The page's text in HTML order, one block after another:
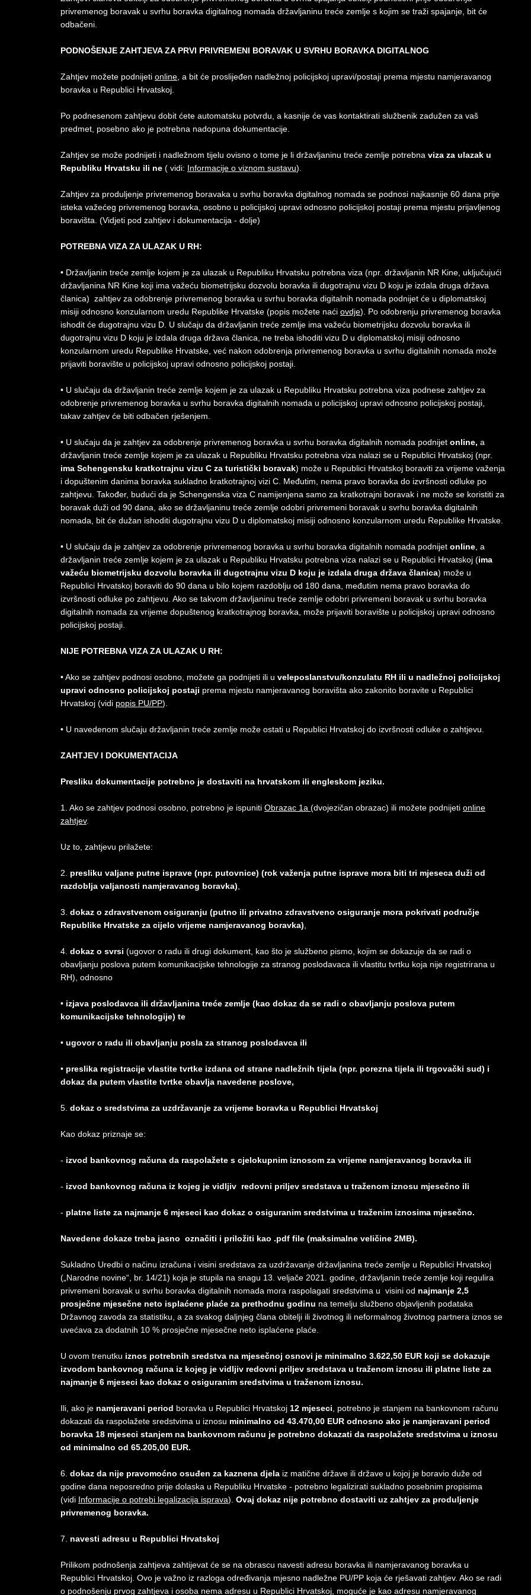
privremenog boravak u svrhu boravka digitalnog nomada državljaninu treće zemlje s kojim se traži spajanje, bit će
odbačeni.
PODNOŠENJE ZAHTJEVA ZA PRVI PRIVREMENI BORAVAK U SVRHU BORAVKA DIGITALNOG
Zahtjev možete podnijeti online , a bit će proslijeđen nadležnoj policijskoj upravi/postaji prema mjestu namjeravanog
boravka u Republici Hrvatskoj.
Po podnesenom zahtjevu dobit ćete automatsku potvrdu, a kasnije će vas kontaktirati službenik zadužen za vaš
predmet, posebno ako je potrebna nadopuna dokumentacije.
Zahtjev se može podnijeti i nadležnom tijelu ovisno o tome je li državljaninu treće zemlje potrebna viza za ulazak u
Republiku Hrvatsku ili ne ( vidi: Informacije o viznom sustavu).
Zahtjev za produljenje privremenog boravaka u svrhu boravka digitalnog nomada se podnosi najkasnije 60 dana prije
isteka važećeg privremenog boravka, osobno u policijskoj upravi odnosno policijskoj postaji prema mjestu prijavljenog
boravišta. (Vidjeti pod zahtjev i dokumentacija - dolje)
POTREBNA VIZA ZA ULAZAK U RH:
• Državljanin treće zemlje kojem je za ulazak u Republiku Hrvatsku potrebna viza (npr. državljanin NR Kine, uključujući
državljanina NR Kine koji ima važeću biometrijsku dozvolu boravka ili dugotrajnu vizu D koju je izdala druga država
članica) zahtjev za odobrenje privremenog boravka u svrhu boravka digitalnih nomada podnijet će u diplomatskoj
misiji odnosno konzularnom uredu Republike Hrvatske (popis možete naći ovdje). Po odobrenju privremenog boravka
ishodit će dugotrajnu vizu D. U slučaju da državljanin treće zemlje ima važeću biometrijsku dozvolu boravka ili
dugotrajnu vizu D koju je izdala druga država članica, ne treba ishoditi vizu D u diplomatskoj misiji odnosno
konzularnom uredu Republike Hrvatske, već nakon odobrenja privremenog boravka u svrhu digitalnih nomada može
prijaviti boravište u policijskoj upravi odnosno policijskoj postaji.
• U slučaju da državljanin treće zemlje kojem je za ulazak u Republiku Hrvatsku potrebna viza podnese zahtjev za
odobrenje privremenog boravka u svrhu boravka digitalnih nomada u policijskoj upravi odnosno policijskoj postaji,
takav zahtjev će biti odbačen rješenjem.
• U slučaju da je zahtjev za odobrenje privremenog boravka u svrhu boravka digitalnih nomada podnijet online, a
državljanin treće zemlje kojem je za ulazak u Republiku Hrvatsku potrebna viza nalazi se u Republici Hrvatskoj (npr.
ima Schengensku kratkotrajnu vizu C za turistički boravak) može u Republici Hrvatskoj boraviti za vrijeme važenja
i dopuštenim danima boravka sukladno kratkotrajnoj vizi C. Međutim, nema pravo boravka do izvršnosti odluke po
zahtjevu. Također, budući da je Schengenska viza C namijenjena samo za kratkotrajni boravak i ne može se koristiti za
boravak duži od 90 dana, ako se državljaninu treće zemlje odobri privremeni boravak u svrhu boravka digitalnih
nomada, bit će dužan ishoditi dugotrajnu vizu D u diplomatskoj misiji odnosno konzularnom uredu Republike Hrvatske.
• U slučaju da je zahtjev za odobrenje privremenog boravka u svrhu boravka digitalnih nomada podnijet online , a
državljanin treće zemlje kojem je za ulazak u Republiku Hrvatsku potrebna viza nalazi se u Republici Hrvatskoj (ima
važeću biometrijsku dozvolu boravka ili dugotrajnu vizu D koju je izdala druga država članica) može u
Republici Hrvatskoj boraviti do 90 dana u bilo kojem razdoblju od 180 dana, međutim nema pravo boravka do
izvršnosti odluke po zahtjevu. Ako se takvom državljaninu treće zemlje odobri privremeni boravak u svrhu boravka
digitalnih nomada za vrijeme dopuštenog kratkotrajnog boravka, može prijaviti boravište u policijskoj upravi odnosno
policijskoj postaji.
NIJE POTREBNA VIZA ZA ULAZAK U RH:
• Ako se zahtjev podnosi osobno, možete ga podnijeti ili u veleposlanstvu/konzulatu RH ili u nadležnoj policijskoj
upravi odnosno policijskoj postaji prema mjestu namjeravanog boravišta ako zakonito boravite u Republici
Hrvatskoj (vidi popis PU/PP).
• U navedenom slučaju državljanin treće zemlje može ostati u Republici Hrvatskoj do izvršnosti odluke o zahtjevu.
ZAHTJEV I DOKUMENTACIJA
Presliku dokumentacije potrebno je dostaviti na hrvatskom ili engleskom jeziku.
1. Ako se zahtjev podnosi osobno, potrebno je ispuniti Obrazac 1a (dvojezičan obrazac) ili možete podnijeti online
zahtjev.
Uz to, zahtjevu prilažete:
2. presliku valjane putne isprave (npr. putovnice) (rok važenja putne isprave mora biti tri mjeseca duži od
razdoblja valjanosti namjeravanog boravka)
3. dokaz o zdravstvenom osiguranju (putno ili privatno zdravstveno osiguranje mora pokrivati područje
Republike Hrvatske za cijelo vrijeme namjeravanog boravka)
4. dokaz o svrsi (ugovor o radu ili drugi dokument, kao što je službeno pismo, kojim se dokazuje da se radi o
obavljanju poslova putem komunikacijske tehnologije za stranog poslodavaca ili vlastitu tvrtku koja nije registrirana u
RH), odnosno
• izjava poslodavca ili državljanina treće zemlje (kao dokaz da se radi o obavljanju poslova putem
komunikacijske tehnologije) te
• ugovor o radu ili obavljanju posla za stranog poslodavca ili
• preslika registracije vlastite tvrtke izdana od strane nadležnih tijela (npr. porezna tijela ili trgovački sud) i
dokaz da putem vlastite tvrtke obavlja navedene poslove,
5. dokaz o sredstvima za uzdržavanje za vrijeme boravka u Republici Hrvatskoj
Kao dokaz priznaje se:
- izvod bankovnog računa da raspolažete s cjelokupnim iznosom za vrijeme namjeravanog boravka ili
- izvod bankovnog računa iz kojeg je vidljiv redovni priljev sredstava u traženom iznosu mjesečno ili
- platne liste za najmanje 6 mjeseci kao dokaz o osiguranim sredstvima u traženim iznosima mjesečno.
Navedene dokaze treba jasno označiti i priložiti kao .pdf file (maksimalne veličine 2MB).
Sukladno Uredbi o načinu izračuna i visini sredstava za uzdržavanje državljanina treće zemlje u Republici Hrvatskoj
(„Narodne novine“, br. 14/21) koja je stupila na snagu 13. veljače 2021. godine, državljanin treće zemlje koji regulira
privremeni boravak u svrhu boravka digitalnih nomada mora raspolagati sredstvima u visini od najmanje 2,5
prosječne mjesečne neto isplaćene plaće za prethodnu godinu na temelju službeno objavljenih podataka
Državnog zavoda za statistiku, a za svakog daljnjeg člana obitelji ili životnog ili neformalnog životnog partnera iznos se
uvećava za dodatnih 10 % prosječne mjesečne neto isplaćene plaće.
U ovom trenutku iznos potrebnih sredstva na mjesečnoj osnovi je minimalno 3.622,50 EUR koji se dokazuje
izvodom bankovnog računa iz kojeg je vidljiv redovni priljev sredstava u traženom iznosu ili platne liste za
najmanje 6 mjeseci kao dokaz o osiguranim sredstvima u traženom iznosu.
Ili, ako je namjeravani period boravka u Republici Hrvatskoj 12 mjeseci , potrebno je stanjem na bankovnom računu
dokazati da raspolažete sredstvima u iznosu minimalno od 43.470,00 EUR odnosno ako je namjeravani period
boravka 18 mjeseci stanjem na bankovnom računu je potrebno dokazati da raspolažete sredstvima u iznosu
od minimalno od 65.205,00 EUR.
6. dokaz da nije pravomoćno osuđen za kaznena djela iz matične države ili države u kojoj je boravio duže od
godine dana neposredno prije dolaska u Republiku Hrvatske - potrebno legalizirati sukladno posebnim propisima
(vidi Informacije o potrebi legalizacija isprava). Ovaj dokaz nije potrebno dostaviti uz zahtjev za produljenje
privremenog boravka.
7. navesti adresu u Republici Hrvatskoj
Prilikom podnošenja zahtjeva zahtijevat će se na obrascu navesti adresu boravka ili namjeravanog boravka u
Republici Hrvatskoj. Ovo je važno iz razloga određivanja mjesno nadležne PU/PP koja će rješavati zahtjev. Ako se radi
o podnošenju prvog zahtjeva i osoba nema adresu u Republici Hrvatskoj, moguće je kao adresu namjeravanog